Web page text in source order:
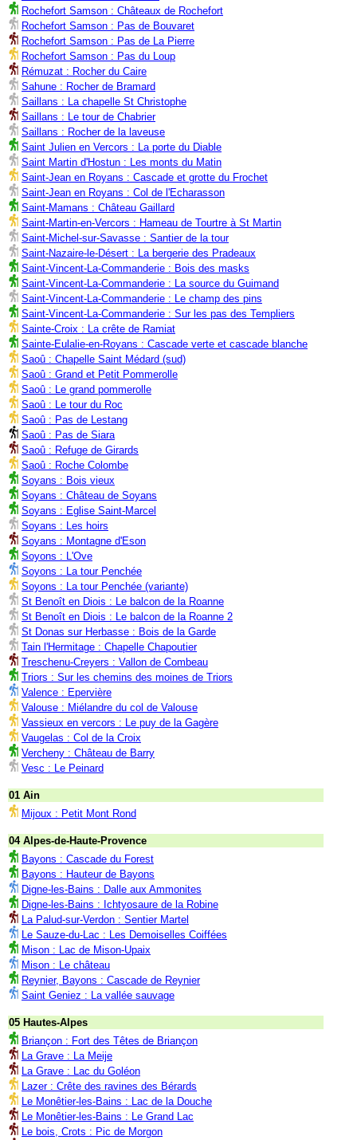
Rochefort Samson : Châteaux de Rochefort
Rochefort Samson : Pas de Bouvaret
Rochefort Samson : Pas de La Pierre
Rochefort Samson : Pas du Loup
Rémuzat : Rocher du Caire
Sahune : Rocher de Bramard
Saillans : La chapelle St Christophe
Saillans : Le tour de Chabrier
Saillans : Rocher de la laveuse
Saint Julien en Vercors : La porte du Diable
Saint Martin d'Hostun : Les monts du Matin
Saint-Jean en Royans : Cascade et grotte du Frochet
Saint-Jean en Royans : Col de l'Echarasson
Saint-Mamans : Château Gaillard
Saint-Martin-en-Vercors : Hameau de Tourtre à St Martin
Saint-Michel-sur-Savasse : Santier de la tour
Saint-Nazaire-le-Désert : La bergerie des Pradeaux
Saint-Vincent-La-Commanderie : Bois des masks
Saint-Vincent-La-Commanderie : La source du Guimand
Saint-Vincent-La-Commanderie : Le champ des pins
Saint-Vincent-La-Commanderie : Sur les pas des Templiers
Sainte-Croix : La crête de Ramiat
Sainte-Eulalie-en-Royans : Cascade verte et cascade blanche
Saoû : Chapelle Saint Médard (sud)
Saoû : Grand et Petit Pommerolle
Saoû : Le grand pommerolle
Saoû : Le tour du Roc
Saoû : Pas de Lestang
Saoû : Pas de Siara
Saoû : Refuge de Girards
Saoû : Roche Colombe
Soyans : Bois vieux
Soyans : Château de Soyans
Soyans : Eglise Saint-Marcel
Soyans : Les hoirs
Soyans : Montagne d'Eson
Soyons : L'Ove
Soyons : La tour Penchée
Soyons : La tour Penchée (variante)
St Benoît en Diois : Le balcon de la Roanne
St Benoît en Diois : Le balcon de la Roanne 2
St Donas sur Herbasse : Bois de la Garde
Tain l'Hermitage : Chapelle Chapoutier
Treschenu-Creyers : Vallon de Combeau
Triors : Sur les chemins des moines de Triors
Valence : Epervière
Valouse : Miélandre du col de Valouse
Vassieux en vercors : Le puy de la Gagère
Vaugelas : Col de la Croix
Vercheny : Château de Barry
Vesc : Le Peinard
01 Ain
Mijoux : Petit Mont Rond
04 Alpes-de-Haute-Provence
Bayons : Cascade du Forest
Bayons : Hauteur de Bayons
Digne-les-Bains : Dalle aux Ammonites
Digne-les-Bains : Ichtyosaure de la Robine
La Palud-sur-Verdon : Sentier Martel
Le Sauze-du-Lac : Les Demoiselles Coiffées
Mison : Lac de Mison-Upaix
Mison : Le château
Reynier, Bayons : Cascade de Reynier
Saint Geniez : La vallée sauvage
05 Hautes-Alpes
Briançon : Fort des Têtes de Briançon
La Grave : La Meije
La Grave : Lac du Goléon
Lazer : Crête des ravines des Bérards
Le Monêtier-les-Bains : Lac de la Douche
Le Monêtier-les-Bains : Le Grand Lac
Le bois, Crots : Pic de Morgon